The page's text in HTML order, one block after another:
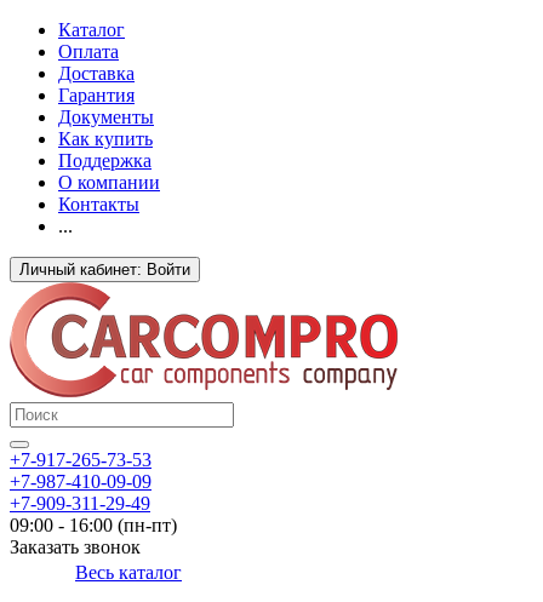
Каталог
Оплата
Доставка
Гарантия
Документы
Как купить
Поддержка
О компании
Контакты
...
Личный кабинет: Войти
+7-917-265-73-53
+7-987-410-09-09
+7-909-311-29-49
09:00 - 16:00 (пн-пт)
Заказать звонок
Весь каталог